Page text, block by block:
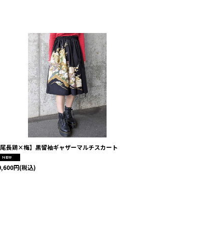
尾長鶏×梅】黒留袖ギャザーマルチスカート
円(税込)